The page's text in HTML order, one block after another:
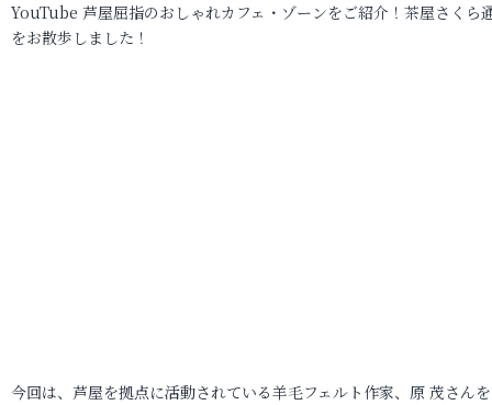
YouTube 芦屋屈指のおしゃれカフェ・ゾーンをご紹介！茶屋さくら
をお散歩しました！
今回は、芦屋を拠点に活動されている羊毛フェルト作家、原 茂さん